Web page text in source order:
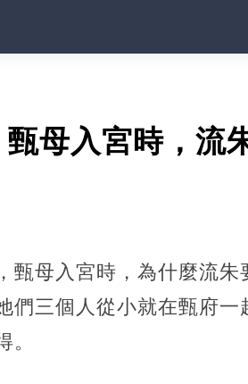
母入宮時，流
甄母入宮時，為什麼流
們三個人從小就在甄府